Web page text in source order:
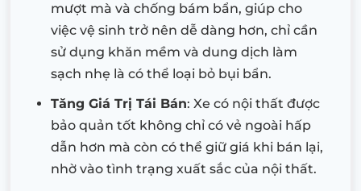
mượt mà và chống bám bẩn, giúp cho
việc vệ sinh trở nên dễ dàng hơn, chỉ cần
sử dụng khăn mềm và dung dịch làm
sạch nhẹ là có thể loại bỏ bụi bẩn.
Tăng Giá Trị Tái Bán: Xe có nội thất được
bảo quản tốt không chỉ có vẻ ngoài hấp
dẫn hơn mà còn có thể giữ giá khi bán lại,
nhờ vào tình trạng xuất sắc của nội thất.